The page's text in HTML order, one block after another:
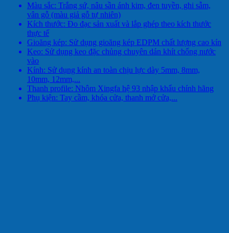
Màu sắc: Trắng sứ, nâu sần ánh kim, đen tuyền, ghi sẫm,
vân gỗ (màu giả gỗ tự nhiên)
Kích thước: Đo đạc sản xuất và lắp ghép theo kích thước
thực tế
Gioăng kép: Sử dụng gioăng kép EDPM chất lượng cao kín
Keo: Sử dụng keo đặc chủng chuyên dán khít chống nước
vào
Kính: Sử dụng kính an toàn chịu lực dày 5mm, 8mm,
10mm, 12mm,...
Thanh profile: Nhôm Xingfa hệ 93 nhập khẩu chính hãng
Phụ kiện: Tay cầm, khóa cửa, thanh mở cửa,...